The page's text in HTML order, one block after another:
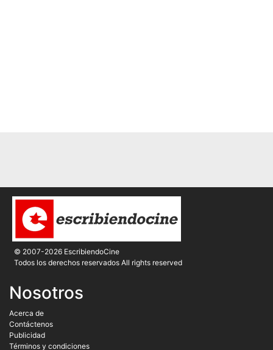
© 2007-2026 EscribiendoCine
Todos los derechos reservados All rights reserved
Nosotros
Acerca de
Contáctenos
Publicidad
Términos y condiciones